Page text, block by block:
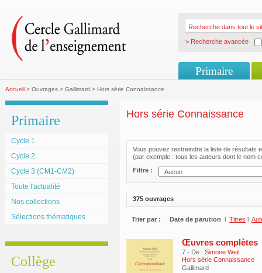
> Recherche avancée
Primaire
Accueil > Ouvrages > Gallimard > Hors série Connaissance
Primaire
Cycle 1
Cycle 2
Cycle 3 (CM1-CM2)
Toute l'actualité
Nos collections
Sélections thématiques
Collège
Hors série Connaissance
Vous pouvez restreindre la liste de résultats
(par exemple : tous les auteurs dont le nom
Filtre :
375 ouvrages
Trier par : Date de parution l Titres l
Œuvres complètes
7 - De : Simone Weil
Hors série Connaissance
Gallimard